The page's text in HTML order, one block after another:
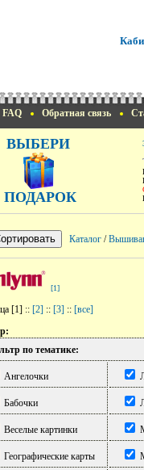
FAQ Обратная связь
ВЫБЕРИ
ПОДАРОК
Каталог /
[1]
[1] :: [2] :: [3] :: [все]
по тематике:
Ангелочки
Бабочки
Веселые картинки
Географические карты